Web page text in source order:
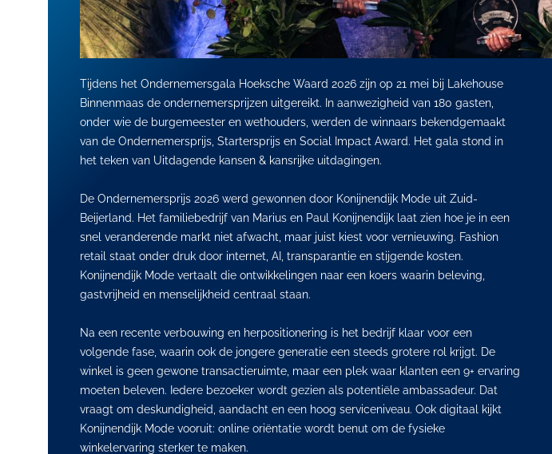
Tijdens het Ondernemersgala Hoeksche Waard 2026 zijn op 21 mei bij Lakehouse
Binnenmaas de ondernemersprijzen uitgereikt. In aanwezigheid van 180 gasten,
onder wie de burgemeester en wethouders, werden de winnaars bekendgemaakt
van de Ondernemersprijs, Startersprijs en Social Impact Award. Het gala stond in
het teken van Uitdagende kansen & kansrijke uitdagingen.
De Ondernemersprijs 2026 werd gewonnen door Konijnendijk Mode uit Zuid-
Beijerland. Het familiebedrijf van Marius en Paul Konijnendijk laat zien hoe je in een
snel veranderende markt niet afwacht, maar juist kiest voor vernieuwing. Fashion
retail staat onder druk door internet, AI, transparantie en stijgende kosten.
Konijnendijk Mode vertaalt die ontwikkelingen naar een koers waarin beleving,
gastvrijheid en menselijkheid centraal staan.
Na een recente verbouwing en herpositionering is het bedrijf klaar voor een
volgende fase, waarin ook de jongere generatie een steeds grotere rol krijgt. De
winkel is geen gewone transactieruimte, maar een plek waar klanten een 9+ ervaring
moeten beleven. Iedere bezoeker wordt gezien als potentiële ambassadeur. Dat
vraagt om deskundigheid, aandacht en een hoog serviceniveau. Ook digitaal kijkt
Konijnendijk Mode vooruit: online oriëntatie wordt benut om de fysieke
winkelervaring sterker te maken.